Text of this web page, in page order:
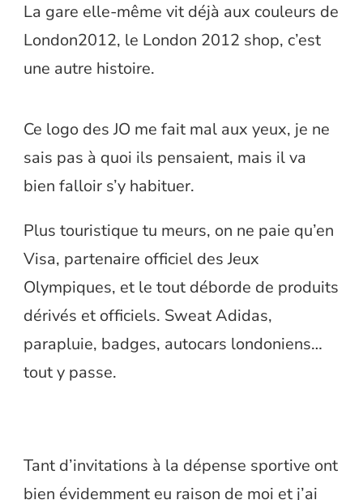
La gare elle-même vit déjà aux couleurs de
London2012, le London 2012 shop, c’est
une autre histoire.
Ce logo des JO me fait mal aux yeux, je ne
sais pas à quoi ils pensaient, mais il va
bien falloir s’y habituer.
Plus touristique tu meurs, on ne paie qu’en
Visa, partenaire officiel des Jeux
Olympiques, et le tout déborde de produits
dérivés et officiels. Sweat Adidas,
parapluie, badges, autocars londoniens…
tout y passe.
Tant d’invitations à la dépense sportive ont
bien évidemment eu raison de moi et j’ai